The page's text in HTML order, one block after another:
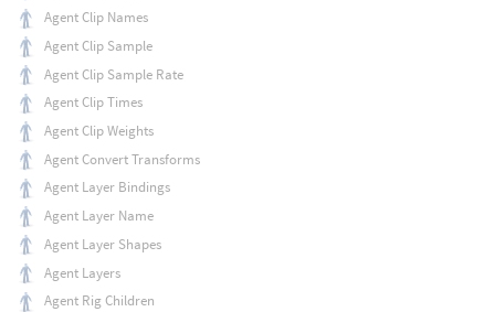
Agent Clip Names
Agent Clip Sample
Agent Clip Sample Rate
Agent Clip Times
Agent Clip Weights
Agent Convert Transforms
Agent Layer Bindings
Agent Layer Name
Agent Layer Shapes
Agent Layers
Agent Rig Children